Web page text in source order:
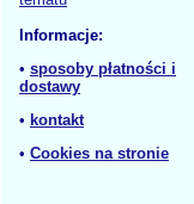
Informacje:
• sposoby płatności i
dostawy
• kontakt
• Cookies na stronie